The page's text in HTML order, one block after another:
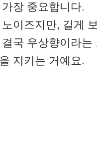
장 중요합니다.
이즈지만, 길게
국 우상향이라는
지키는 거예요.